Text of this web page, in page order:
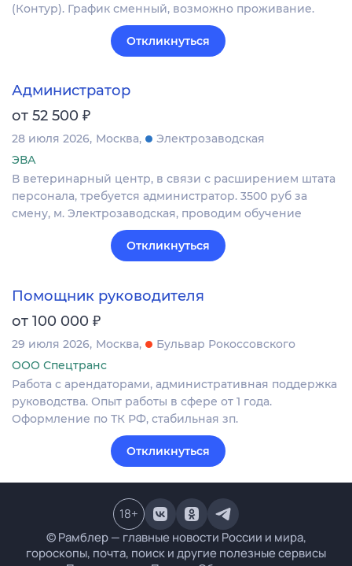
(Контур). График сменный, возможно проживание.
Откликнуться
Администратор
от 52 500 ₽
28 июля 2026 Москва
Электрозаводская
ЭВА
В ветеринарный центр, в связи с расширением штата
персонала, требуется администратор. 3500 руб за
смену, м. Электрозаводская, проводим обучение
Откликнуться
Помощник руководителя
от 100 000 ₽
29 июля 2026 Москва
Бульвар Рокоссовского
ООО Спецтранс
Работа с арендаторами, административная поддержка
руководства. Опыт работы в сфере от 1 года.
Оформление по ТК РФ, стабильная зп.
Откликнуться
© Рамблер — главные новости России и мира,
гороскопы, почта, поиск и другие полезные сервисы
18+